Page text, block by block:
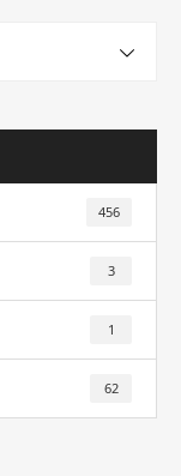
456
3
1
62